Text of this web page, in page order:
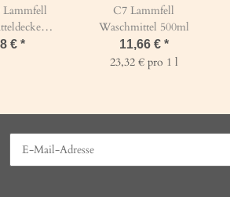
Natur
€ *
C7 Lammfell
Waschmittel 500ml
11,66 € *
23,32 € pro 1 l